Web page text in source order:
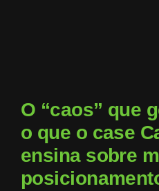
O “caos” que
o que o case
ensina sobre